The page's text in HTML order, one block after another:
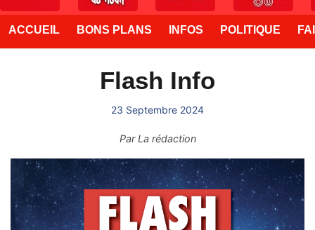
ACCUEIL BONS PLANS INFOS POLITIQUE
Flash Info
23 Septembre 2024
ParLa rédaction